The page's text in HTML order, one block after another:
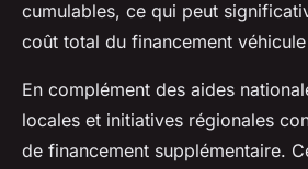
cumulables, ce qui peut
coût total du financement
En complément des aides
locales et initiatives régionales
de financement supplémentaire.